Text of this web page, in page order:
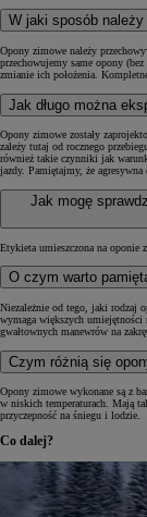
W jaki sposób
Opony zimowe należy
przechowujemy same opony
zmianie ich położenia.
Jak długo można
Opony zimowe zostały
zależy tutaj od rocznego
również takie czynniki jak
jazdy. Pamiętajmy, że
Jak mogę
Etykieta umieszczona na oponie
O czym warto
Niezależnie od tego, jaki rodzaj
wymaga większych umiejętności
gwałtownych manewrów na
Czym różnią się
Opony zimowe wykonane są z
w niskich temperaturach. Mają
przyczepność na śniegu i lodzie.
Co dalej?